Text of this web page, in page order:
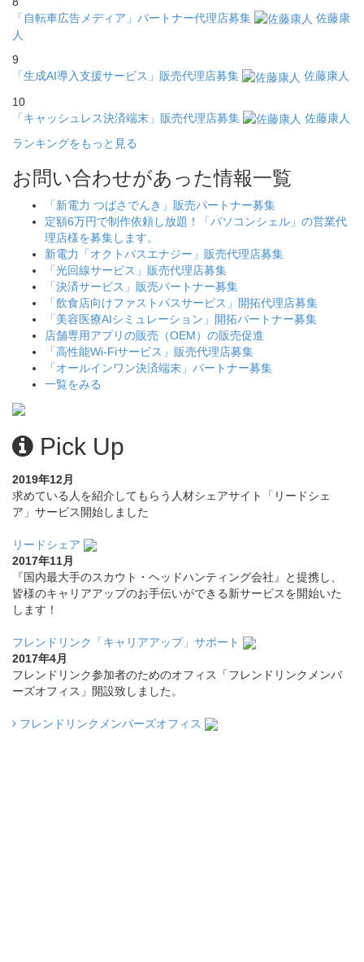
「自転車広告メディア」パートナー代理店募集
佐藤康
人
9
「生成AI導入支援サービス」販売代理店募集
佐藤康人
10
「キャッシュレス決済端末」販売代理店募集
佐藤康人
ランキングをもっと見る
お問い合わせがあった情報一覧
「新電力 つばさでんき」販売パートナー募集
定額6万円で制作依頼し放題！「パソコンシェル」の営業代
理店様を募集します。
新電力「オクトパスエナジー」販売代理店募集
「光回線サービス」販売代理店募集
「決済サービス」販売パートナー募集
「飲食店向けファストパスサービス」開拓代理店募集
「美容医療AIシミュレーション」開拓パートナー募集
店舗専用アプリの販売（OEM）の販売促進
「高性能Wi-Fiサービス」販売代理店募集
「オールインワン決済端末」パートナー募集
一覧をみる
Pick Up
2019年12月
求めている人を紹介してもらう人材シェアサイト「リードシェ
ア」サービス開始しました
リードシェア
2017年11月
『国内最大手のスカウト・ヘッドハンティング会社』と提携し、
皆様のキャリアアップのお手伝いができる新サービスを開始いた
します！
フレンドリンク「キャリアアップ」サポート
2017年4月
フレンドリンク参加者のためのオフィス「フレンドリンクメンバ
ーズオフィス」開設致しました。
フレンドリンクメンバーズオフィス